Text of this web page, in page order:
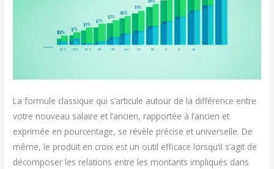
La formule classique qui s’articule autour de la différence entre
votre nouveau salaire et l’ancien, rapportée à l’ancien et
exprimée en pourcentage, se révèle précise et universelle. De
même, le produit en croix est un outil efficace lorsqu’il s’agit de
décomposer les relations entre les montants impliqués dans